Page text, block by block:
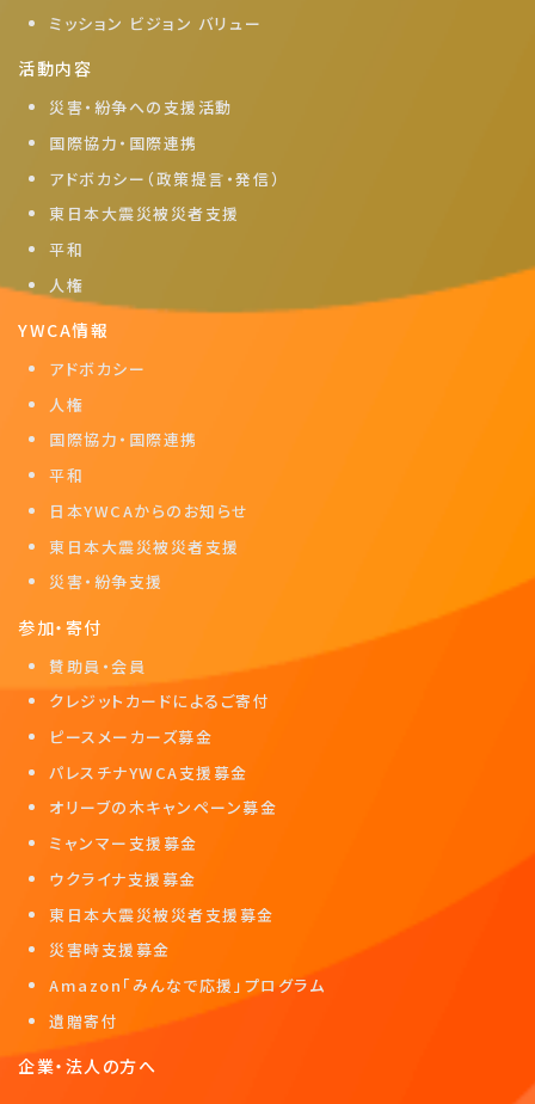
ミッション ビジョン バリュー
活動内容
災害・紛争への支援活動
国際協力・国際連携
アドボカシー（政策提言・発信）
東日本大震災被災者支援
平和
人権
YWCA情報
アドボカシー
人権
国際協力・国際連携
平和
日本YWCAからのお知らせ
東日本大震災被災者支援
災害・紛争支援
参加・寄付
賛助員・会員
クレジットカードによるご寄付
ピースメーカーズ募金
パレスチナYWCA支援募金
オリーブの木キャンペーン募金
ミャンマー支援募金
ウクライナ支援募金
東日本大震災被災者支援募金
災害時支援募金
Amazon「みんなで応援」プログラム
遺贈寄付
企業・法人の方へ